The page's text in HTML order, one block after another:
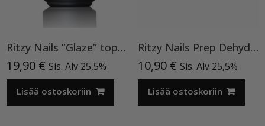
Ritzy Nails ”Glaze” top TPO vapaa
19,90 € Sis. Alv 25,5%
Lisää ostoskoriin
Ritzy Nails Prep Dehydrator
10,90 € Sis. Alv 25,5%
Lisää ostoskoriin